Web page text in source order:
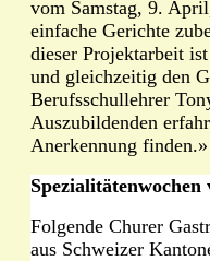
vom Samstag, 9.
einfache Gerichte
dieser Projektarbeit
und gleichzeitig den
Berufsschullehrer
Auszubildenden
Anerkennung finden.»
Folgende Churer
aus Schweizer